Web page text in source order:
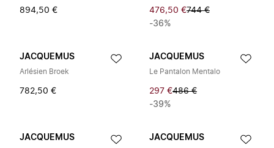
894,50 € 476,50 €744 €
-36%
JACQUEMUS
Arlésien Broek
782,50 €
JACQUEMUS
Le Pantalon Mentalo
297 €486 €
-39%
JACQUEMUS JACQUEMUS